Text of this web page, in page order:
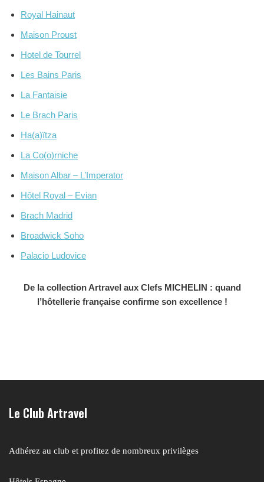
Royal Hainaut
Maison Proust
Hotel de Tourrel
Les Bains Paris
La Fantaisie
Le Brach Paris
Ha(a)ïtza
La Co(o)rniche
Maison Albar – L’Imperator
Hôtel Royal – Evian
Brach Madrid
Broadwick Soho
Palacio Ludovice
De la collection Artravel aux Clefs MICHELIN : quand
l’hôtellerie française confirme son excellence !
Le Club Artravel
Adhérez au club et profitez de nombreux privilèges